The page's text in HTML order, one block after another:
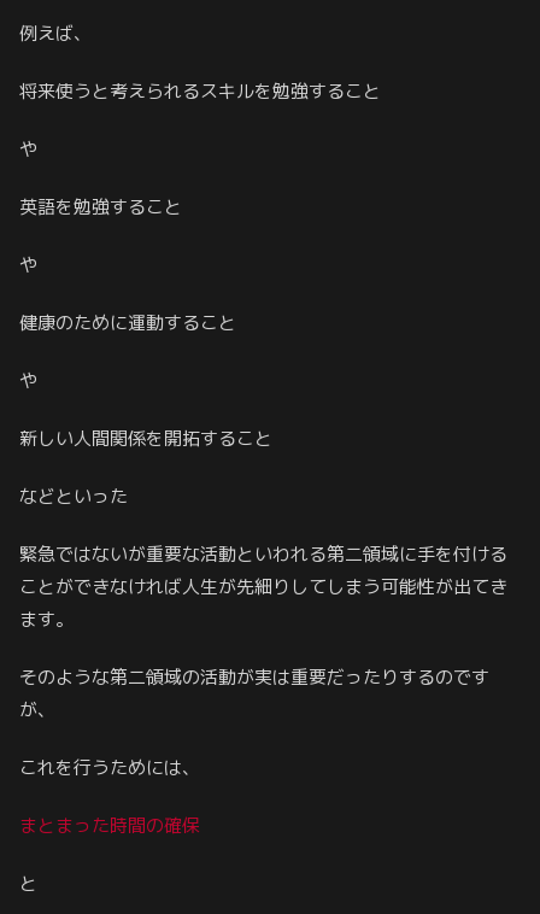
例えば、
将来使うと考えられるスキルを勉強すること
や
英語を勉強すること
や
健康のために運動すること
や
新しい人間関係を開拓すること
などといった
緊急ではないが重要な活動といわれる第二領域に手を付ける
ことができなければ人生が先細りしてしまう可能性が出てき
ます。
そのような第二領域の活動が実は重要だったりするのです
が、
これを行うためには、
まとまった時間の確保
と